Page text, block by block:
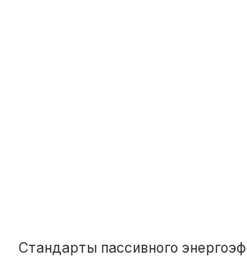
Стандарты пассивного